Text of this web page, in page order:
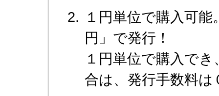
１円単位で購入可
円」で発行！
１円単位で購入で
合は、発行手数料